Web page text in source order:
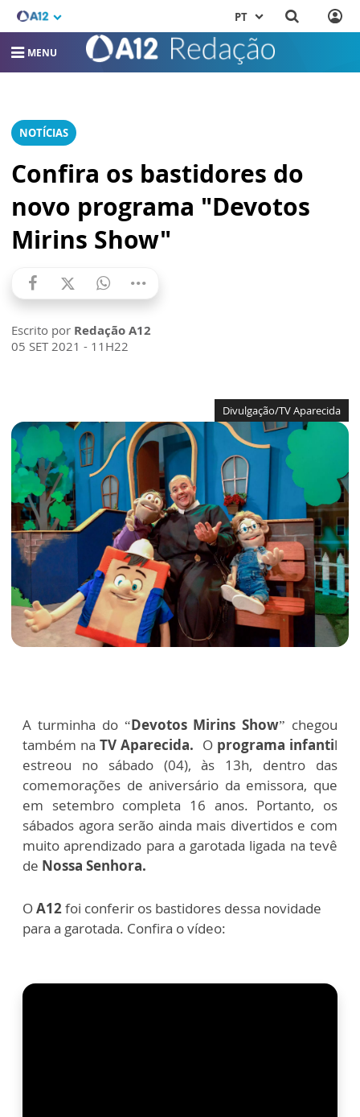
PT
MENU
NOTÍCIAS
Confira os bastidores do
novo programa "Devotos
Mirins Show"
Escrito por Redação A12
05 SET 2021 - 11H22
Divulgação/TV Aparecida
A turminha do “Devotos Mirins Show” chegou
também naTV Aparecida. Oprograma infantil
estreou no sábado (04), às 13h, dentro das
comemorações de aniversário da emissora, que
em setembro completa 16 anos. Portanto, os
sábados agora serão ainda mais divertidos e com
muito aprendizado para a garotada ligada na tevê
de Nossa Senhora.
OA12foi conferir os bastidores dessa novidade
para a garotada. Confira o vídeo: